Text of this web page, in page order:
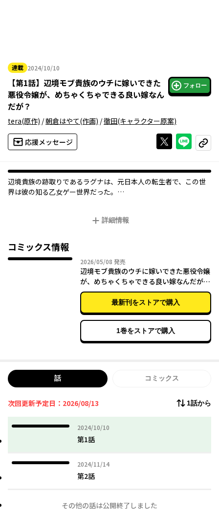
連載 2024/10/10
2024年10月10日
【第1話】 辺境モブ貴族のウチに嫁いできた
悪役令嬢が、めちゃくちゃできる良い嫁なん
だが？
フォロー
tera(原作) /朝倉はやて(作画) /徹田(キャラクター原案)
応援メッセージ Xで投稿する
ライン
コピー
辺境貴族の跡取りであるラグナは、元日本人の転生者で、この世
界は彼の知る乙女ゲー世界だった。
そんななか、突然、ラグナと格上貴族との婚姻が決まってしま
そうして嫁いできた公爵令嬢・アリシアは、なんと乙女ゲーの
「悪役令嬢」で――!?
詳細情報
コミックス情報
2026/05/08 2026年05月08日
発売
辺境モブ貴族のウチに嫁いできた悪役令嬢
が、めちゃくちゃできる良い嫁なんだが？
3
最新刊をストアで購入
1巻をストアで購入
話 コミックス
次回更新予定日：2026/08/13 1話から
2024/10/10
2024年10月10日
第1話
2024/11/14
2024年11月14日
第2話
その他の話は公開終了しました